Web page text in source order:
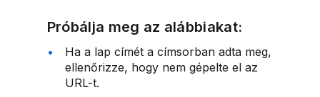
Próbálja meg az alábbiakat:
Ha a lap címét a címsorban adta meg,
ellenőrizze, hogy nem gépelte el az
URL-t.